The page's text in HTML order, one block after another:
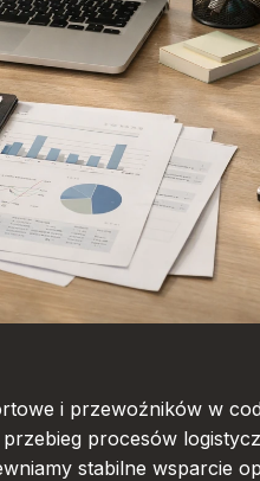
i przewoźników w
procesów
stabilne wsparcie